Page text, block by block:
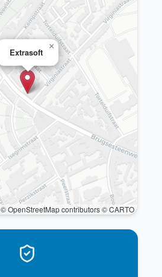
Extrasoft
×
© OpenStreetMap contributors © CARTO